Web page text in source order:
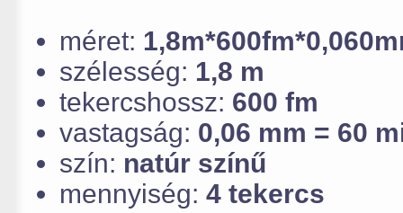
méret:
szélesség: 1,8 m
tekercshossz: 600 fm
vastagság: 0,06 mm = 60
szín: natúr színű
mennyiség: 4 tekercs